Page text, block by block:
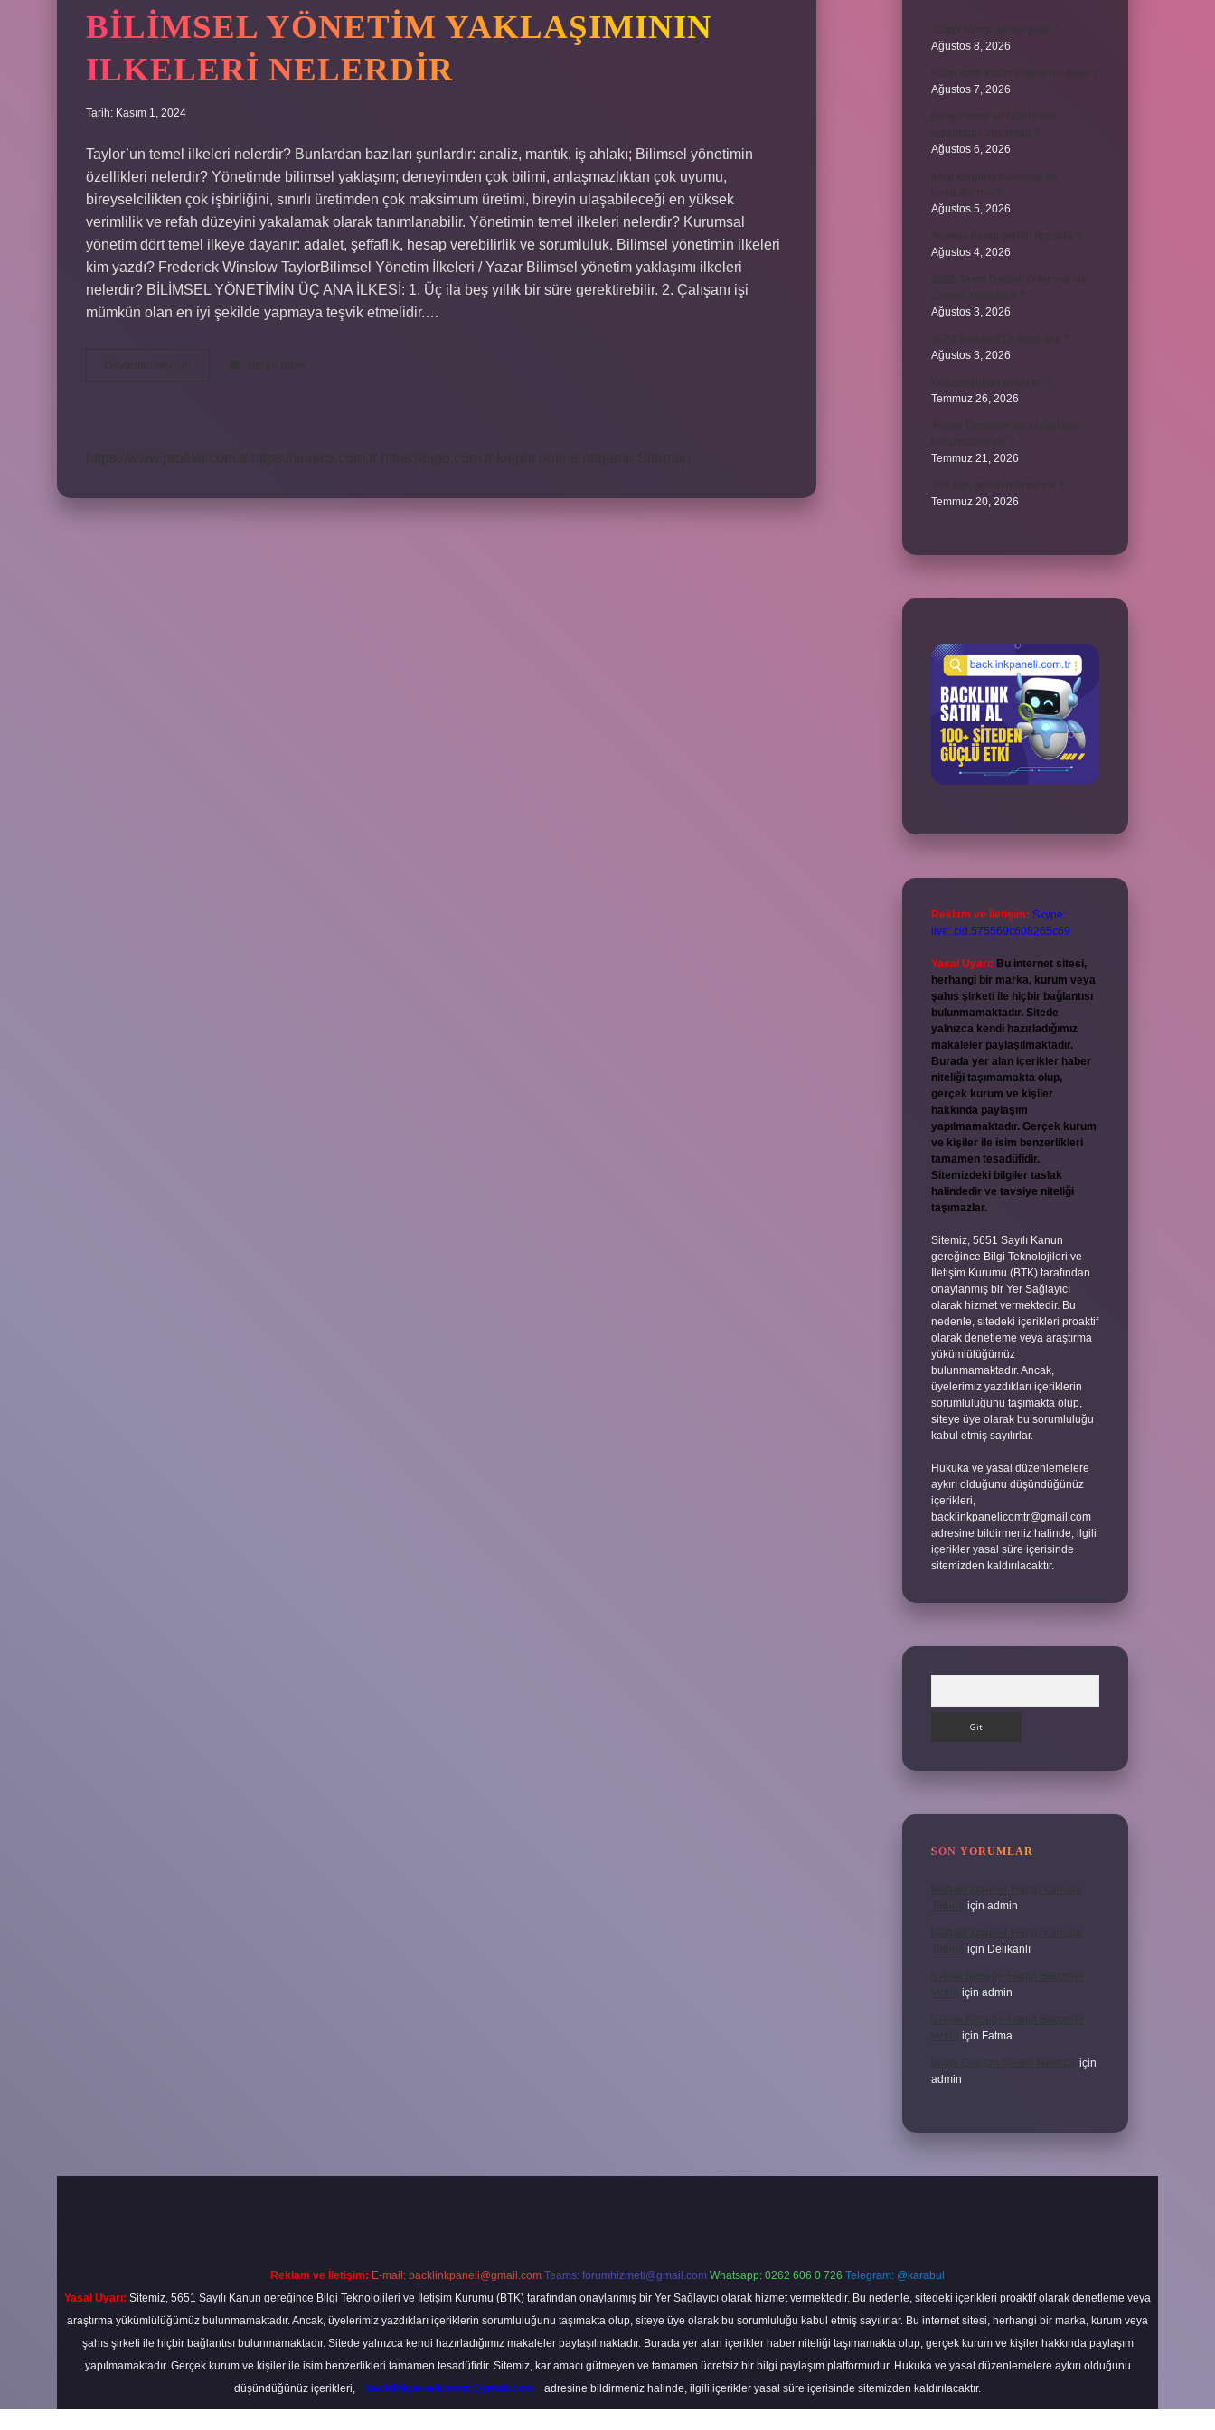
BILIMSEL YÖNETIM YAKLAŞIMININ
ILKELERI NELERDIR
Tarih: Kasım 1, 2024
Taylor’un temel ilkeleri nelerdir? Bunlardan bazıları şunlardır: analiz, mantık, iş ahlakı; Bilimsel yönetimin
özellikleri nelerdir? Yönetimde bilimsel yaklaşım; deneyimden çok bilimi, anlaşmazlıktan çok uyumu,
bireyselcilikten çok işbirliğini, sınırlı üretimden çok maksimum üretimi, bireyin ulaşabileceği en yüksek
verimlilik ve refah düzeyini yakalamak olarak tanımlanabilir. Yönetimin temel ilkeleri nelerdir? Kurumsal
yönetim dört temel ilkeye dayanır: adalet, şeffaflık, hesap verebilirlik ve sorumluluk. Bilimsel yönetimin ilkeleri
kim yazdı? Frederick Winslow TaylorBilimsel Yönetim İlkeleri / Yazar Bilimsel yönetim yaklaşımı ilkeleri
nelerdir? BİLİMSEL YÖNETİMİN ÜÇ ANA İLKESİ: 1. Üç ila beş yıllık bir süre gerektirebilir. 2. Çalışanı işi
mümkün olan en iyi şekilde yapmaya teşvik etmelidir.…
Ağustos 8, 2026
Ağustos 7, 2026
Ağustos 6, 2026
Ağustos 5, 2026
Ağustos 4, 2026
Ağustos 3, 2026
Ağustos 3, 2026
Temmuz 26, 2026
Temmuz 21, 2026
Temmuz 20, 2026
Reklam ve İletişim: Skype:
live:.cid.575569c608265c69
Yasal Uyarı: Bu internet sitesi,
herhangi bir marka, kurum veya
şahıs şirketi ile hiçbir bağlantısı
bulunmamaktadır. Sitede
yalnızca kendi hazırladığımız
makaleler paylaşılmaktadır.
Burada yer alan içerikler haber
niteliği taşımamakta olup,
gerçek kurum ve kişiler
hakkında paylaşım
yapılmamaktadır. Gerçek kurum
ve kişiler ile isim benzerlikleri
tamamen tesadüfidir.
Sitemizdeki bilgiler taslak
halindedir ve tavsiye niteliği
taşımazlar.
Sitemiz, 5651 Sayılı Kanun
gereğince Bilgi Teknolojileri ve
İletişim Kurumu (BTK) tarafından
onaylanmış bir Yer Sağlayıcı
olarak hizmet vermektedir. Bu
nedenle, sitedeki içerikleri proaktif
olarak denetleme veya araştırma
yükümlülüğümüz
bulunmamaktadır. Ancak,
üyelerimiz yazdıkları içeriklerin
sorumluluğunu taşımakta olup,
siteye üye olarak bu sorumluluğu
kabul etmiş sayılırlar.
Hukuka ve yasal düzenlemelere
aykırı olduğunu düşündüğünüz
içerikleri,
backlinkpanelicomtr@gmail.com
adresine bildirmeniz halinde, ilgili
içerikler yasal süre içerisinde
sitemizden kaldırılacaktır.
SON YORUMLAR
Mahalli Idareler Hangi Kanuna
Tabidir için admin
Mahalli Idareler Hangi Kanuna
Tabidir için Delikanlı
5 Aylık Bebeğe Hangi Sebzeler
Verilir için admin
5 Aylık Bebeğe Hangi Sebzeler
Verilir için Fatma
Motor Gelişim Ilkeleri Nelerdir için
admin
Reklam ve İletişim: E-mail: backlinkpaneli@gmail.com Teams: forumhizmeti@gmail.com Whatsapp: 0262 606 0 726 Telegram: @karabul
Yasal Uyarı: Sitemiz, 5651 Sayılı Kanun gereğince Bilgi Teknolojileri ve İletişim Kurumu (BTK) tarafından onaylanmış bir Yer Sağlayıcı olarak hizmet vermektedir. Bu nedenle, sitedeki içerikleri proaktif olarak denetleme veya
araştırma yükümlülüğümüz bulunmamaktadır. Ancak, üyelerimiz yazdıkları içeriklerin sorumluluğunu taşımakta olup, siteye üye olarak bu sorumluluğu kabul etmiş sayılırlar. Bu internet sitesi, herhangi bir marka, kurum veya
şahıs şirketi ile hiçbir bağlantısı bulunmamaktadır. Sitede yalnızca kendi hazırladığımız makaleler paylaşılmaktadır. Burada yer alan içerikler haber niteliği taşımamakta olup, gerçek kurum ve kişiler hakkında paylaşım
yapılmamaktadır. Gerçek kurum ve kişiler ile isim benzerlikleri tamamen tesadüfidir. Sitemiz, kar amacı gütmeyen ve tamamen ücretsiz bir bilgi paylaşım platformudur. Hukuka ve yasal düzenlemelere aykırı olduğunu
düşündüğünüz içerikleri,
backlinkpanelicomtr@gmail.com adresine bildirmeniz halinde, ilgili içerikler yasal süre içerisinde sitemizden kaldırılacaktır.